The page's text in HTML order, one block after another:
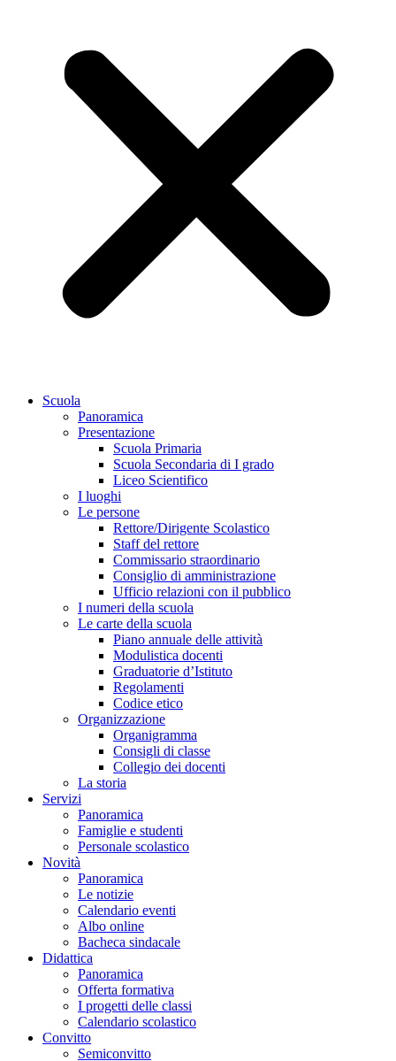
Scuola
Panoramica
Presentazione
Scuola Primaria
Scuola Secondaria di I grado
Liceo Scientifico
I luoghi
Le persone
Rettore/Dirigente Scolastico
Staff del rettore
Commissario straordinario
Consiglio di amministrazione
Ufficio relazioni con il pubblico
I numeri della scuola
Le carte della scuola
Piano annuale delle attività
Modulistica docenti
Graduatorie d’Istituto
Regolamenti
Codice etico
Organizzazione
Organigramma
Consigli di classe
Collegio dei docenti
La storia
Servizi
Panoramica
Famiglie e studenti
Personale scolastico
Novità
Panoramica
Le notizie
Calendario eventi
Albo online
Bacheca sindacale
Didattica
Panoramica
Offerta formativa
I progetti delle classi
Calendario scolastico
Convitto
Semiconvitto